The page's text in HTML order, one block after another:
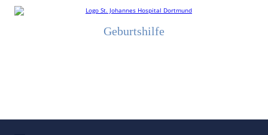
Geburtshilfe